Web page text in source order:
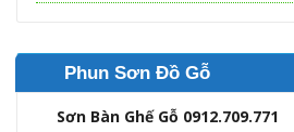
Phun Sơn Đồ Gỗ
Sơn Bàn Ghế Gỗ 0912.709.771